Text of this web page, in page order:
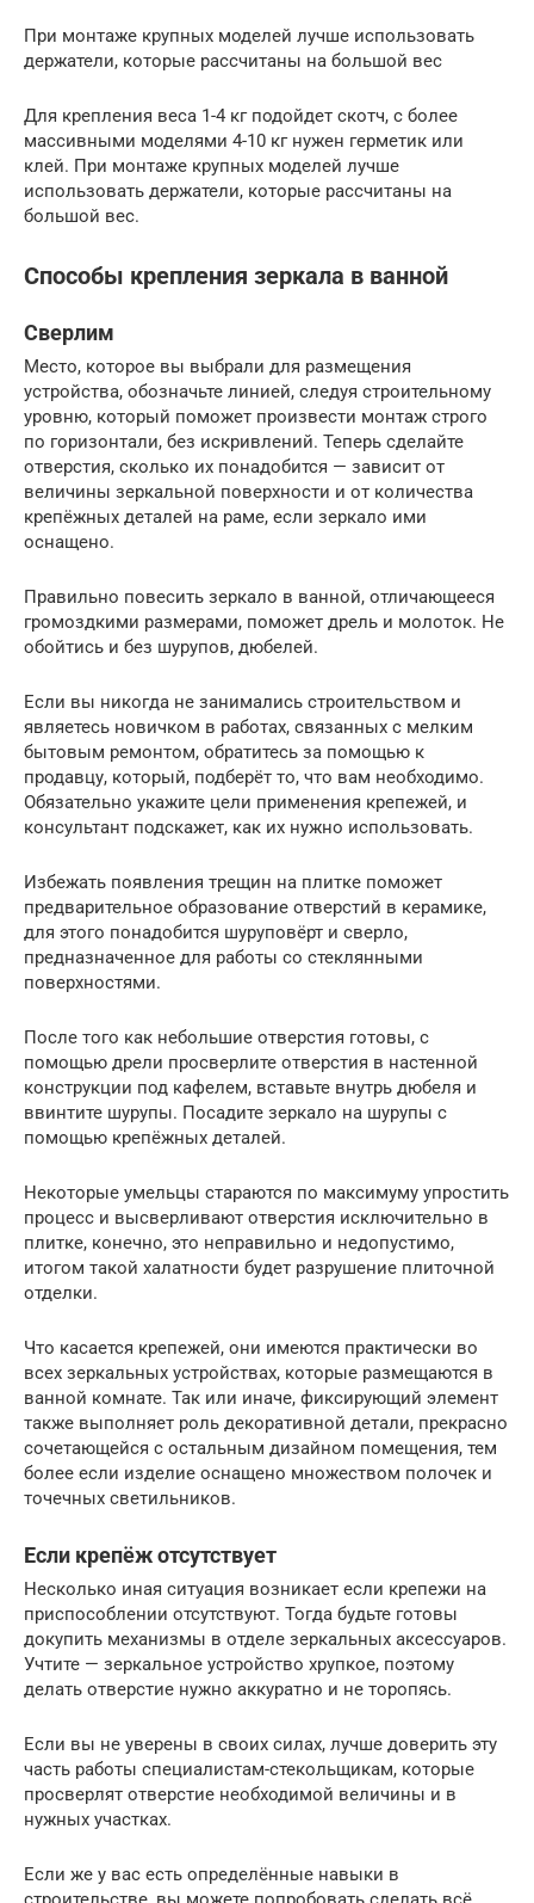
При монтаже крупных моделей лучше использовать
держатели, которые рассчитаны на большой вес
Для крепления веса 1-4 кг подойдет скотч, с более
массивными моделями 4-10 кг нужен герметик или
клей. При монтаже крупных моделей лучше
использовать держатели, которые рассчитаны на
большой вес.
Способы крепления зеркала в ванной
Сверлим
Место, которое вы выбрали для размещения
устройства, обозначьте линией, следуя строительному
уровню, который поможет произвести монтаж строго
по горизонтали, без искривлений. Теперь сделайте
отверстия, сколько их понадобится — зависит от
величины зеркальной поверхности и от количества
крепёжных деталей на раме, если зеркало ими
оснащено.
Правильно повесить зеркало в ванной, отличающееся
громоздкими размерами, поможет дрель и молоток. Не
обойтись и без шурупов, дюбелей.
Если вы никогда не занимались строительством и
являетесь новичком в работах, связанных с мелким
бытовым ремонтом, обратитесь за помощью к
продавцу, который, подберёт то, что вам необходимо.
Обязательно укажите цели применения крепежей, и
консультант подскажет, как их нужно использовать.
Избежать появления трещин на плитке поможет
предварительное образование отверстий в керамике,
для этого понадобится шуруповёрт и сверло,
предназначенное для работы со стеклянными
поверхностями.
После того как небольшие отверстия готовы, с
помощью дрели просверлите отверстия в настенной
конструкции под кафелем, вставьте внутрь дюбеля и
ввинтите шурупы. Посадите зеркало на шурупы с
помощью крепёжных деталей.
Некоторые умельцы стараются по максимуму упростить
процесс и высверливают отверстия исключительно в
плитке, конечно, это неправильно и недопустимо,
итогом такой халатности будет разрушение плиточной
отделки.
Что касается крепежей, они имеются практически во
всех зеркальных устройствах, которые размещаются в
ванной комнате. Так или иначе, фиксирующий элемент
также выполняет роль декоративной детали, прекрасно
сочетающейся с остальным дизайном помещения, тем
более если изделие оснащено множеством полочек и
точечных светильников.
Если крепёж отсутствует
Несколько иная ситуация возникает если крепежи на
приспособлении отсутствуют. Тогда будьте готовы
докупить механизмы в отделе зеркальных аксессуаров.
Учтите — зеркальное устройство хрупкое, поэтому
делать отверстие нужно аккуратно и не торопясь.
Если вы не уверены в своих силах, лучше доверить эту
часть работы специалистам-стекольщикам, которые
просверлят отверстие необходимой величины и в
нужных участках.
Если же у вас есть определённые навыки в